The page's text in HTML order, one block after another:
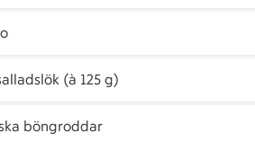
(à 125 g)
böngroddar